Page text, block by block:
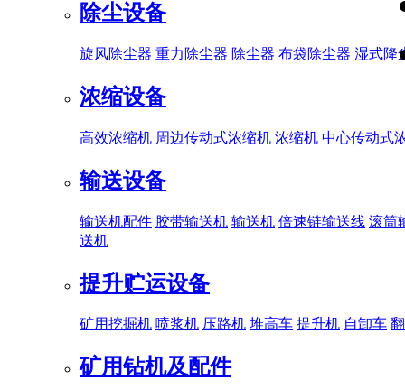
除尘设备
旋风除尘器 重力除尘器 除尘器 布袋除尘器 湿式降
浓缩设备
高效浓缩机 周边传动式浓缩机 浓缩机 中心传动式
输送设备
输送机配件 胶带输送机 输送机 倍速链输送线 滚筒
送机
提升贮运设备
矿用挖掘机 喷浆机 压路机 堆高车 提升机 自卸车
矿用钻机及配件